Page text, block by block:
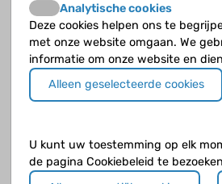
Moet een man met kinderwens ook
hydroxycarbamide (Hydrea © of
Waarom is het nemen van
Waarom is pijnbestrijding bij
Waarom slikken kinderen onder 12
sikkelcelziekte antibiotica?
Analytische cookies
Deze cookies helpen ons te
met onze website omgaan. We
informatie om onze website en
Alleen geselecteerde cookies
U kunt uw toestemming op elk
de pagina Cookiebeleid te